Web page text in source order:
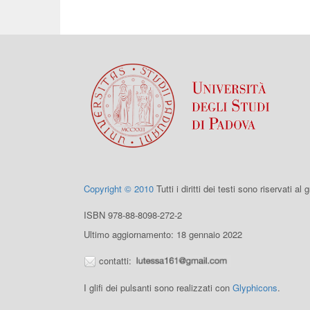
Copyright © 2010 Tutti i diritti dei testi sono riservati al
ISBN 978-88-8098-272-2
Ultimo aggiornamento: 18 gennaio 2022
contatti:
I glifi dei pulsanti sono realizzati con Glyphicons.